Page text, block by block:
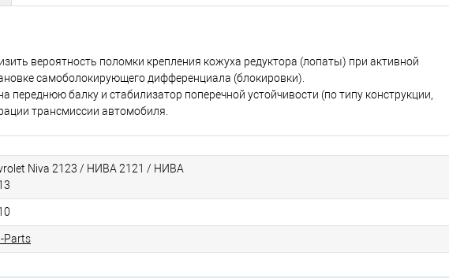
вероятность поломки крепления кожуха редуктора (лопаты) при активной
самоболокирующего дифференциала (блокировки).
балку и стабилизатор поперечной устойчивости (по типу конструкции,
трансмиссии автомобиля.
Niva 2123 / НИВА 2121 / НИВА
Parts